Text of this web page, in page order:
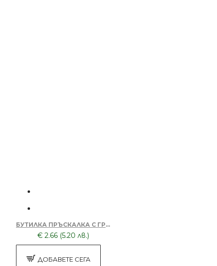
БУТИЛКА ПРЪСКАЛКА С ГРЕБЕН XTP002-CHERNA
€ 2.66 (5.20 лв.)
ДОБАВЕТЕ СЕГА